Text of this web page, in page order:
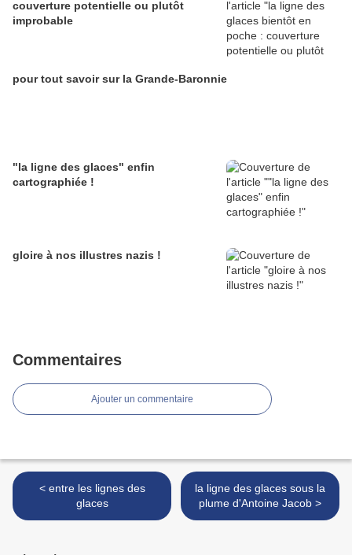
couverture potentielle ou plutôt
improbable
pour tout savoir sur la Grande-Baronnie
"la ligne des glaces" enfin
cartographiée !
gloire à nos illustres nazis !
Commentaires
Ajouter un commentaire
< entre les lignes des
glaces
la ligne des glaces sous la
plume d'Antoine Jacob >